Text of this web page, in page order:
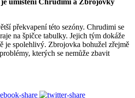
překvapení této sezóny. Chrudimi se
na špičce tabulky. Jejich tým dokáže
je spolehlivý. Zbrojovka bohužel zřejmě
kterých se nemůže zbavit